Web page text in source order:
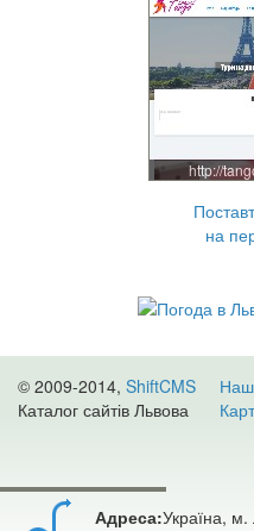
http://
на
© 2009-2014, ShiftCMS
Каталог сайтів Львова
Адреса:Україна, м.